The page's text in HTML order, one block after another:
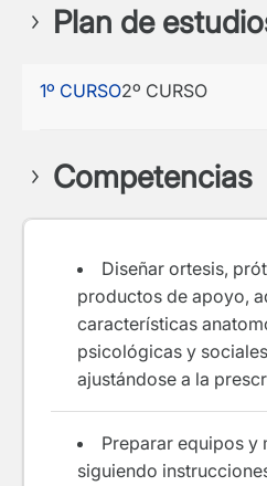
Plan de
1º CURSO2º CURSO
Competencias
Diseñar ortesis,
productos de apoyo,
características
psicológicas y
ajustándose a la
Preparar equipos y
siguiendo